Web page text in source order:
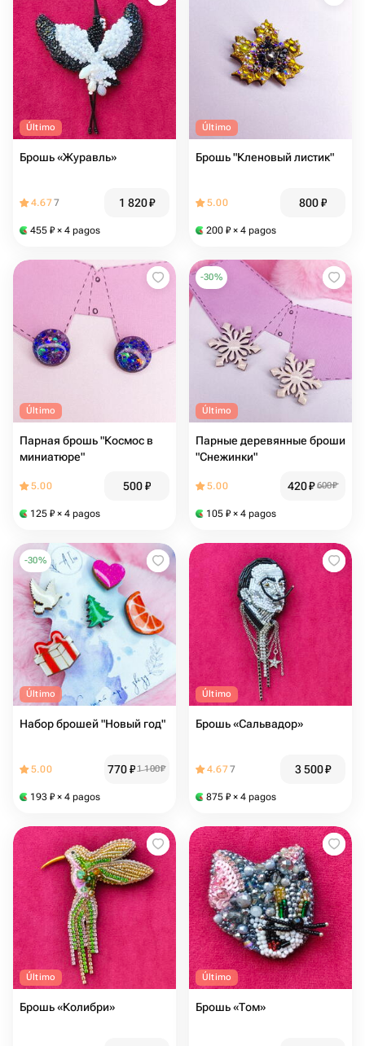
Último
Брошь «Журавль»
4.677 1 820₽
455 ₽ × 4 pagos
Último
Брошь "Кленовый листик"
5.00 800₽
200 ₽ × 4 pagos
Último
Парная брошь "Космос в
миниатюре"
5.00 500₽
125 ₽ × 4 pagos
-30%
Último
Парные деревянные броши
"Снежинки"
5.00 420₽ 600₽
105 ₽ × 4 pagos
-30%
Último
Набор брошей "Новый год"
5.00 770₽1 100₽
193 ₽ × 4 pagos
Último
Брошь «Сальвадор»
4.677 3 500₽
875 ₽ × 4 pagos
Último
Брошь «Колибри»
Último
Брошь «Том»